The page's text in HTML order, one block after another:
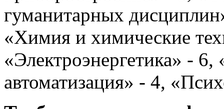
гуманитарных
«Химия и химические
«Электроэнергетика» - 6,
автоматизация» - 4,